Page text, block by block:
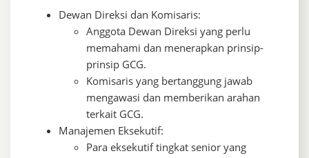
Dewan Direksi dan Komisaris:
Anggota Dewan Direksi yang perlu
memahami dan menerapkan prinsip-
prinsip GCG.
Komisaris yang bertanggung jawab
mengawasi dan memberikan arahan
terkait GCG.
Manajemen Eksekutif:
Para eksekutif tingkat senior yang